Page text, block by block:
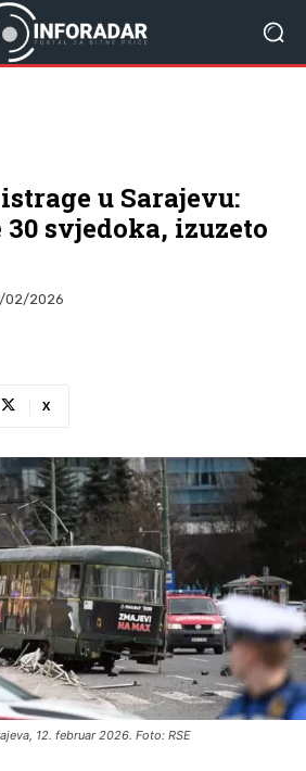
u Sarajevu:
30 svjedoka, izuzeto
02/2026
X
12. februar 2026. Foto: RSE